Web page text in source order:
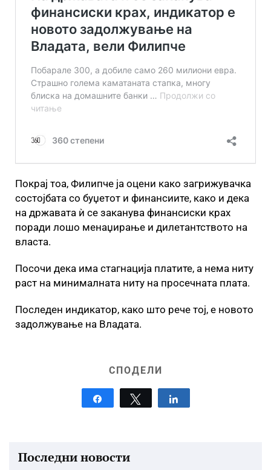
Покрај тоа, Филипче ја оцени како загрижувачка
состојбата со буџетот и финансиите, како и дека
на државата ѝ се заканува финансиски крах
поради лошо менаџирање и дилетантството на
власта.
Посочи дека има стагнација платите, а нема ниту
раст на минималната ниту на просечната плата.
Последен индикатор, како што рече тој, е новото
задолжување на Владата.
СПОДЕЛИ
Tweet
Последни новости